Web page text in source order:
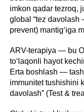
imkon qadar tezroq,
global “tez
prevent) mantig‘iga
ARV-terapiya — bu
to‘laqonli hayot
Erta boshlash —
immunitet tushishini
davolash” (Test &